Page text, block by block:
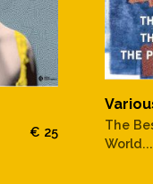
€ 25
The